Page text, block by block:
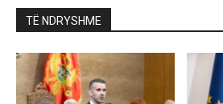
TË NDRYSHME